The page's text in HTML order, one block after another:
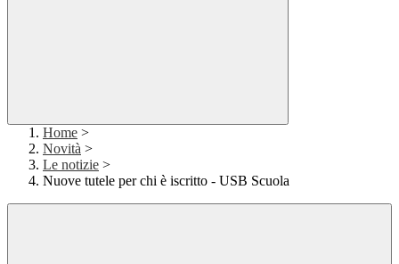
Home >
Novità >
Le notizie >
Nuove tutele per chi è iscritto - USB Scuola